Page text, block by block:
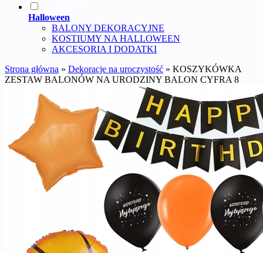
Halloween
BALONY DEKORACYJNE
KOSTIUMY NA HALLOWEEN
AKCESORIA I DODATKI
Strona główna » Dekoracje na uroczystość » KOSZYKÓWKA
ZESTAW BALONÓW NA URODZINY BALON CYFRA 8